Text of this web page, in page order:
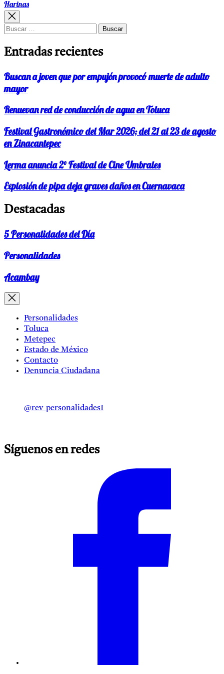
entradas
siguiente:
Harinas
Buscar:
Entradas recientes
Buscan a joven que por empujón provocó muerte de adulto
mayor
Renuevan red de conducción de agua en Toluca
Festival Gastronómico del Mar 2026; del 21 al 23 de agosto
en Zinacantepec
Lerma anuncia 2° Festival de Cine Umbrales
Explosión de pipa deja graves daños en Cuernavaca
Destacadas
5 Personalidades del Día
Personalidades
Acambay
Personalidades
Toluca
Metepec
Estado de México
Contacto
Denuncia Ciudadana
@rev_personalidades1
Síguenos en redes